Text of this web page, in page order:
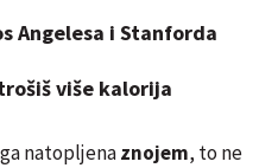
Angelesa i Stanforda
više kalorija
natopljenaznojem, to ne